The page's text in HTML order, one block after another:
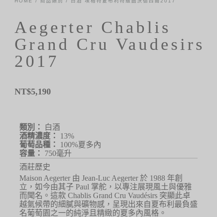
Aegerter Chablis
Grand Cru Vaudesirs
2017
NT$5,190
類別：
白酒
酒精濃度：
13%
葡萄品種：
100%夏多內
容量：
750毫升
酒莊歷史
Maison Aegerter 由 Jean-Luc Aegerter 於 1988 年創
立，如今由其子 Paul 掌舵，以專注展現風土與優雅
而聞名。這款 Chablis Grand Cru Vaudésirs 突顯此卓
越氣候帶的細膩與礦物感，呈現出來自夏布利最負盛
名葡萄園之一的純淨且精緻的夏多內風格。